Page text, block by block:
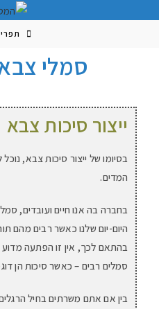
סמלי
ייצור סיכות צבא
בסיומו של ייצור סיכות צבא,
המדים.
בחברה בה אנו חיים ועובדים,
היום-יום שלנו כאשר רבים מהם
בהתאם לכך, אין זו הפתעה
סמלים רבים – כאשר סיכות הן
בין אם אתם משרתים בחיל